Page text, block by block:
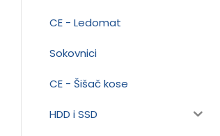
CE - Ledomat
Sokovnici
CE - Šišač kose
HDD i SSD